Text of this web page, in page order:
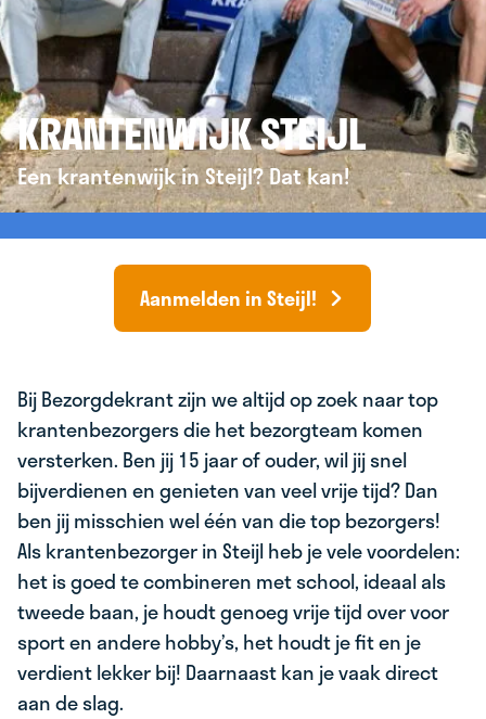
KRANTENWIJK STEIJL
Een krantenwijk in Steijl? Dat kan!
Aanmelden in Steijl!
Bij Bezorgdekrant zijn we altijd op zoek naar top
krantenbezorgers die het bezorgteam komen
versterken. Ben jij 15 jaar of ouder, wil jij snel
bijverdienen en genieten van veel vrije tijd? Dan
ben jij misschien wel één van die top bezorgers!
Als krantenbezorger in Steijl heb je vele voordelen:
het is goed te combineren met school, ideaal als
tweede baan, je houdt genoeg vrije tijd over voor
sport en andere hobby’s, het houdt je fit en je
verdient lekker bij! Daarnaast kan je vaak direct
aan de slag.